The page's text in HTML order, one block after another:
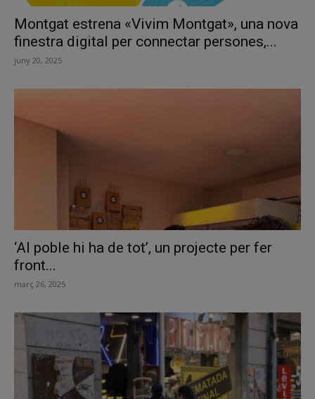
Montgat estrena «Vivim Montgat», una nova
finestra digital per connectar persones,...
juny 20, 2025
‘Al poble hi ha de tot’, un projecte per fer
front...
març 26, 2025